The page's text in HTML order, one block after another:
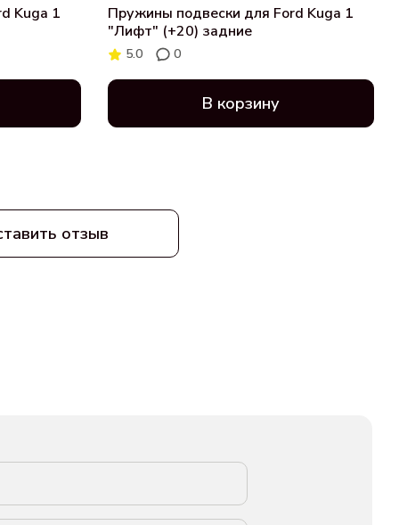
Kuga 1
Пружины подвески для Ford Kuga 1
"Лифт" (+20) задние
5.0 0
В корзину
отзыв